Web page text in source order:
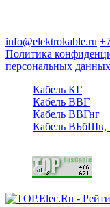
info@elektrokable.ru
Политика
персональных данных
Кабель КГ
Кабель ВВГ
Кабель ВВГнг
Кабель